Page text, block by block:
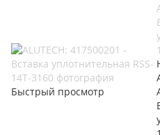
Быстрый просмотр